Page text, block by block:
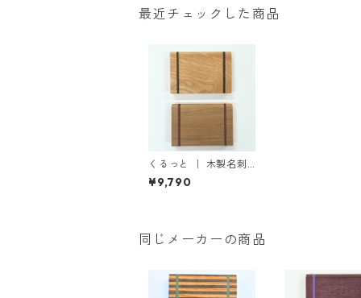
最近チェックした商品
くるっと ｜ 木製名刺
入れ（国産材）
¥9,790
同じメーカーの商品